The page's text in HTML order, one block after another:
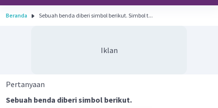
Beranda Sebuah benda diberi simbol berikut. Simbol t...
Iklan
Pertanyaan
Sebuah benda diberi simbol berikut.